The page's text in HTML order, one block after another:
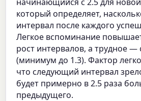
который определяет,
интервал после каждого
Легкое вспоминание
рост интервалов, а трудное —
(минимум до 1.3). Фактор
что следующий интервал
будет примерно в 2.5 раза
предыдущего.